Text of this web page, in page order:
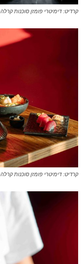
קרדיט: דימיטרי פומזן סוכנות קרלה
קרדיט: דימיטרי פומזן סוכנות קרלה